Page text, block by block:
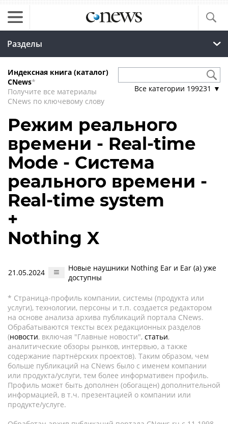
Разделы
Индексная книга (каталог)
CNews*
Получите все материалы
CNews по ключевому слову
Все категории 199231 ▼
Режим реального
времени - Real-time
Mode - Система
реального времени -
Real-time system
+
Nothing X
21.05.2024
Новые наушники Nothing Ear и Ear (a) уже
доступны
* Страница-профиль компании, системы (продукта или
услуги), технологии, персоны и т.п. создается редактором
на основе анализа архива публикаций портала CNews.
Обрабатываются тексты всех редакционных разделов
(новости, включая "Главные новости", статьи,
аналитические обзоры рынков, интервью, а также
содержание партнёрских проектов). Таким образом, чем
больше публикаций на CNews было с именем компании
или продукта/услуги, тем более информативен профиль.
Профиль может быть дополнен (обогащен) дополнительной
информацией, в т.ч. презентацией о компании или
продукте/услуге.